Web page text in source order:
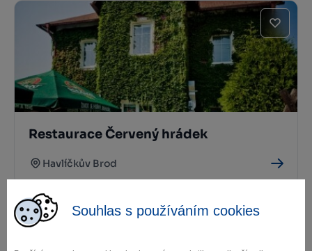
Souhlas s používáním cookies
Restaurace Červený hrádek
Havlíčkův Brod